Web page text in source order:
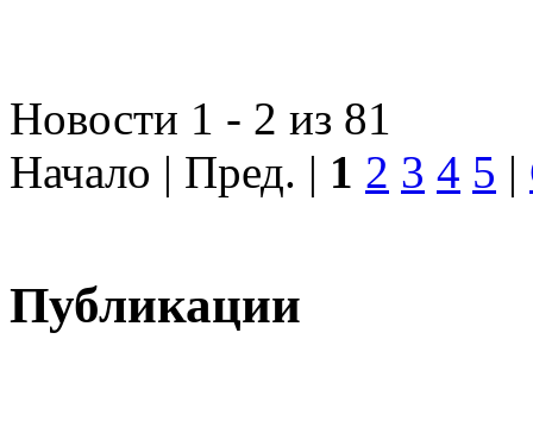
Новости 1 - 2 из 81
Начало | Пред. | 1 2 3 4 5 |
Публикации